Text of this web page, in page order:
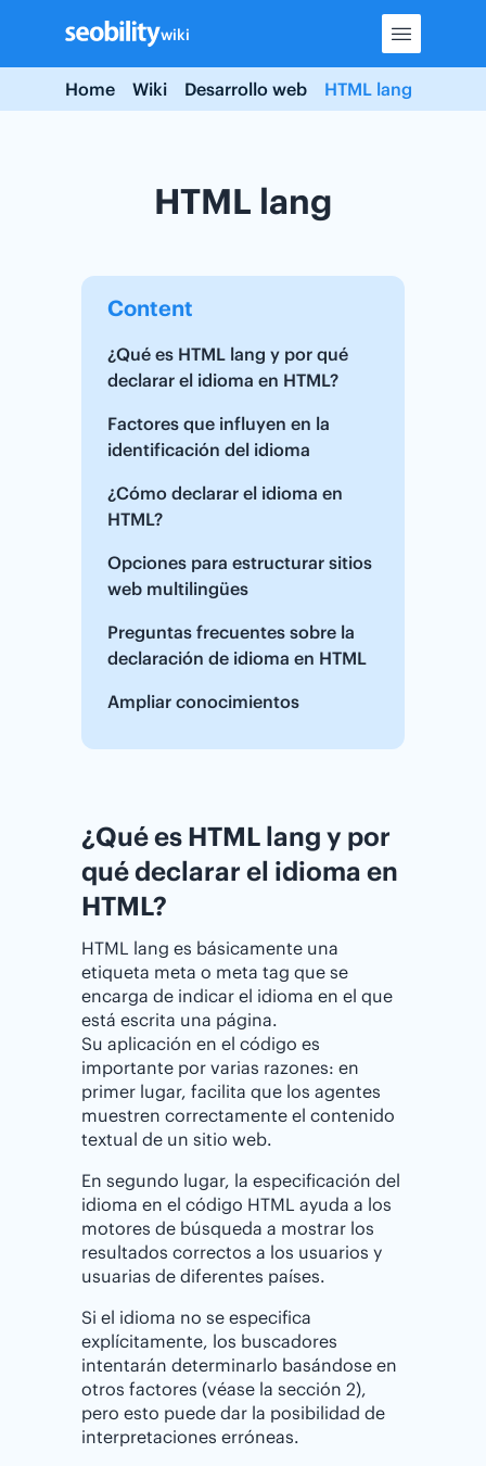
content
wiki
Home Wiki Desarrollo web HTML lang
HTML lang
Content
¿Qué es HTML lang y por qué
declarar el idioma en HTML?
Factores que influyen en la
identificación del idioma
¿Cómo declarar el idioma en
HTML?
Opciones para estructurar sitios
web multilingües
Preguntas frecuentes sobre la
declaración de idioma en HTML
Ampliar conocimientos
¿Qué es HTML lang y por
qué declarar el idioma en
HTML?
HTML lang es básicamente una
etiqueta meta o meta tag que se
encarga de indicar el idioma en el que
está escrita una página.
Su aplicación en el código es
importante por varias razones: en
primer lugar, facilita que los agentes
muestren correctamente el contenido
textual de un sitio web.
En segundo lugar, la especificación del
idioma en el código HTML ayuda a los
motores de búsqueda a mostrar los
resultados correctos a los usuarios y
usuarias de diferentes países.
Si el idioma no se especifica
explícitamente, los buscadores
intentarán determinarlo basándose en
otros factores (véase la sección 2),
pero esto puede dar la posibilidad de
interpretaciones erróneas.